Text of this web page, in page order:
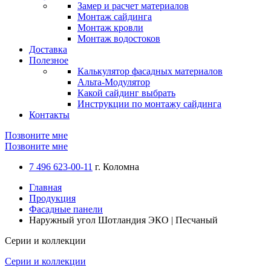
Замер и расчет материалов
Монтаж сайдинга
Монтаж кровли
Монтаж водостоков
Доставка
Полезное
Калькулятор фасадных материалов
Альта-Модулятор
Какой сайдинг выбрать
Инструкции по монтажу сайдинга
Контакты
Позвоните мне
Позвоните мне
7 496 623-00-11 г. Коломна
Главная
Продукция
Фасадные панели
Наружный угол Шотландия ЭКО | Песчаный
Серии и коллекции
Серии и коллекции